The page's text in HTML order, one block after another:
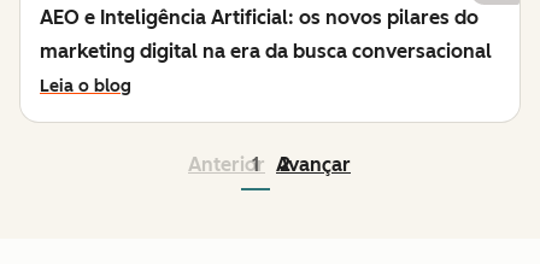
AEO e Inteligência Artificial: os novos pilares do
marketing digital na era da busca conversacional
Leia o blog
Anterior
1 2
Avançar